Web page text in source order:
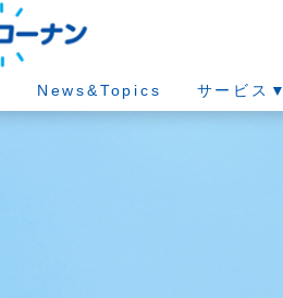
News&Topics サービス▼